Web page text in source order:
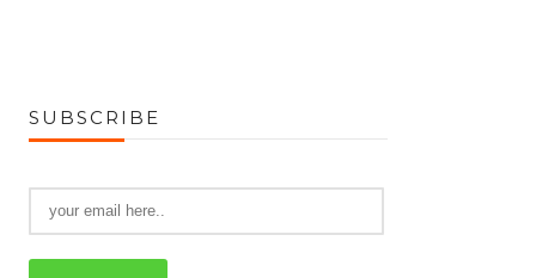
SUBSCRIBE